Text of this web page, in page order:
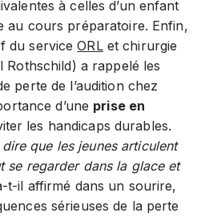
à celles d’un enfant
au cours préparatoire. Enfin,
du serviceORLet chirurgie
Rothschild) a rappelé les
perte de l’audition chez
d’une prise en
les handicaps durables.
que les jeunes articulent
se regarder dans la glace et
t-il affirmé dans un sourire,
sérieuses de la perte